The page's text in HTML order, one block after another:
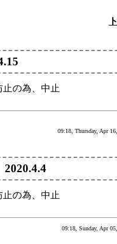
の為、中止
09:18, Thursday, Apr
の為、中止
09:18, Sunday, Apr